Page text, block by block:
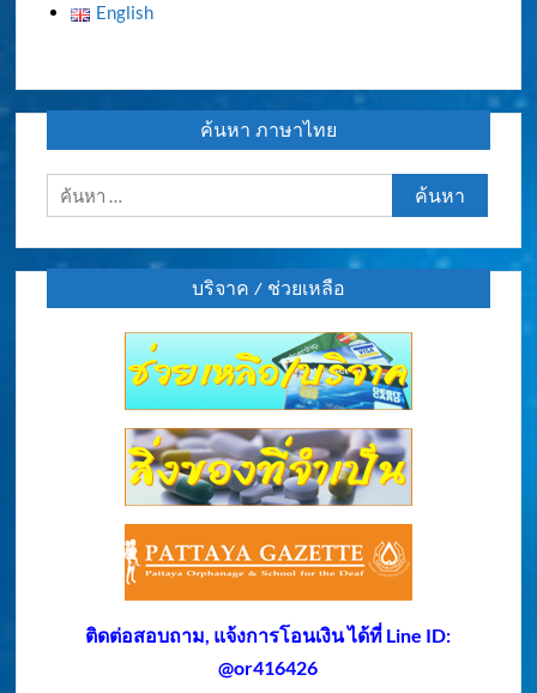
English
ค้นหา ภาษาไทย
ค้นหา
สำหรับ:
บริจาค / ช่วยเหลือ
ติดต่อสอบถาม, แจ้งการโอนเงิน ได้ที่ Line ID:
@or416426